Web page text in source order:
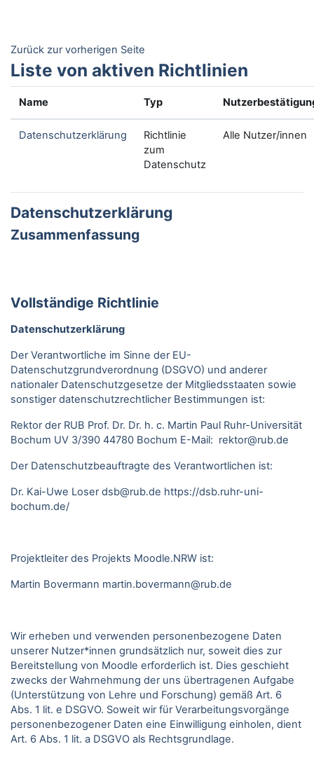
Zurück zur vorherigen Seite
Liste von aktiven Richtlinien
Name Typ
Datenschutzerklärung
Richtlinie
zum
Datenschutz
Alle Nutzer/innen
Datenschutzerklärung
Zusammenfassung
Vollständige Richtlinie
Datenschutzerklärung
Der Verantwortliche im Sinne der EU-
Datenschutzgrundverordnung (DSGVO) und anderer
nationaler Datenschutzgesetze der Mitgliedsstaaten sowie
sonstiger datenschutzrechtlicher Bestimmungen ist:
Rektor der RUB Prof. Dr. Dr. h. c. Martin Paul Ruhr-Universität
Bochum UV 3/390 44780 Bochum E-Mail: rektor@rub.de
Der Datenschutzbeauftragte des Verantwortlichen ist:
Dr. Kai-Uwe Loser dsb@rub.de https://dsb.ruhr-uni-
bochum.de/
Projektleiter des Projekts Moodle.NRW ist:
Martin Bovermann martin.bovermann@rub.de
Wir erheben und verwenden personenbezogene Daten
unserer Nutzer*innen grundsätzlich nur, soweit dies zur
Bereitstellung von Moodle erforderlich ist. Dies geschieht
zwecks der Wahrnehmung der uns übertragenen Aufgabe
(Unterstützung von Lehre und Forschung) gemäß Art. 6
Abs. 1 lit. e DSGVO. Soweit wir für Verarbeitungsvorgänge
personenbezogener Daten eine Einwilligung einholen, dient
Art. 6 Abs. 1 lit. a DSGVO als Rechtsgrundlage.